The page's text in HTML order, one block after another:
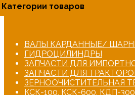
Категории товаров
ВАЛЫ КАРДАННЫЕ/
ГИДРОЦИЛИНДРЫ
ЗАПЧАСТИ ДЛЯ
ЗАПЧАСТИ ДЛЯ
ЗЕРНООЧИСТИТЕЛЬНАЯ
КСК-100, КСК-600, КДП-